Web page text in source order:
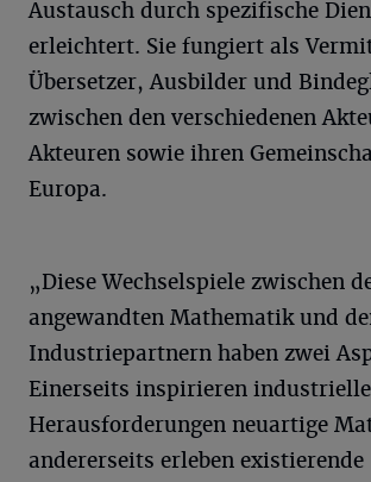
Austausch durch spezifische
erleichtert. Sie fungiert als
Übersetzer, Ausbilder und
zwischen den verschiedenen
Akteuren sowie ihren
Europa.
„Diese Wechselspiele zwischen
angewandten Mathematik und
Industriepartnern haben zwei
Einerseits inspirieren industrielle
Herausforderungen neuartige
andererseits erleben existierende